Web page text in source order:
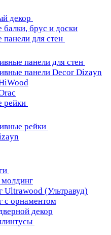
декор
балки, брус и доски
для стен
панели для стен
панели Decor Dizayn
рейки
рейки
Ultrawood (Ультравуд)
с орнаментом
декор